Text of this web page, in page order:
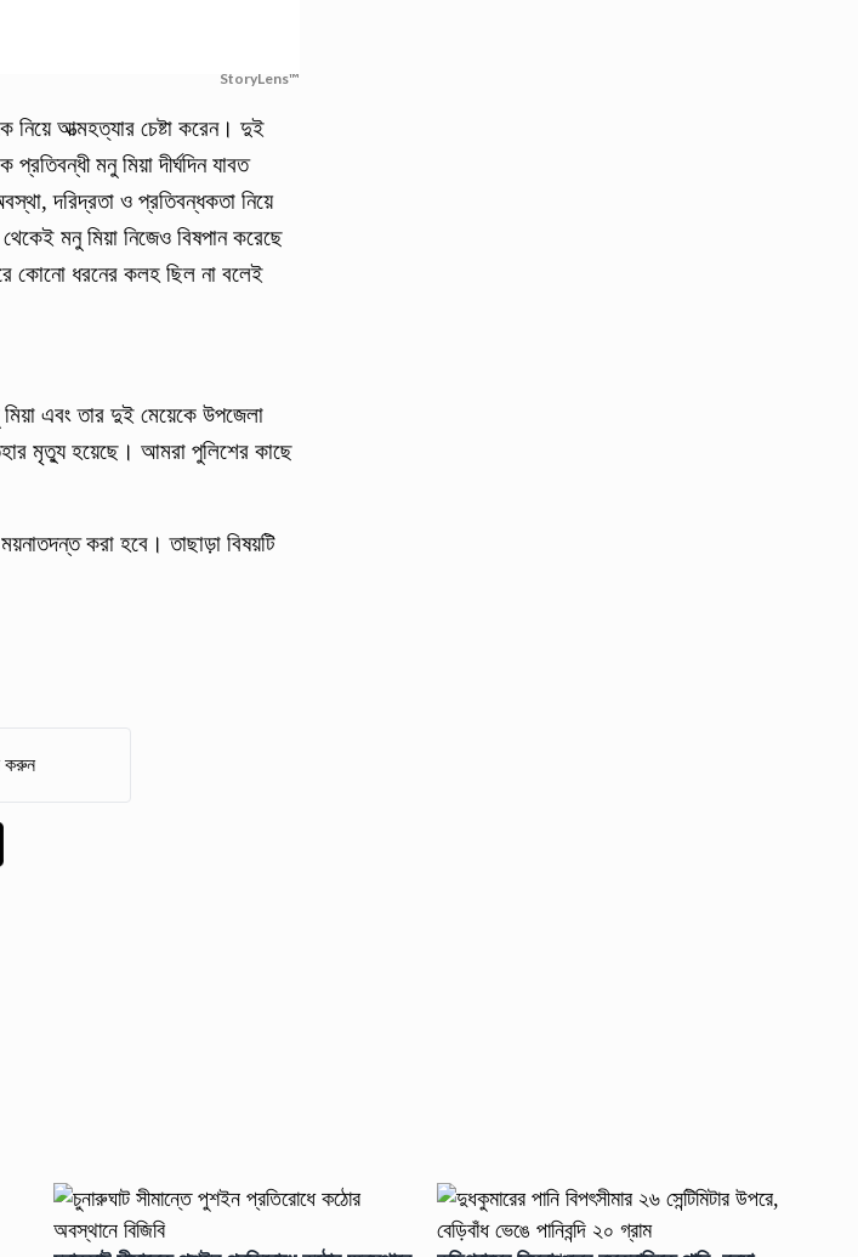
StoryLens™
নিয়ে আত্মহত্যার চেষ্টা করেন। দুই
মনু মিয়া দীর্ঘদিন যাবত
দরিদ্রতা ও প্রতিবন্ধকতা নিয়ে
মনু মিয়া নিজেও বিষপান করেছে
কোনো ধরনের কলহ ছিল না বলেই
এবং তার দুই মেয়েকে উপজেলা
মৃত্যু হয়েছে। আমরা পুলিশের কাছে
করা হবে। তাছাড়া বিষয়টি
করুন